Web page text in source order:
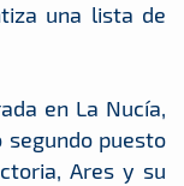
una lista de
en La Nucía,
puesto
Ares y su